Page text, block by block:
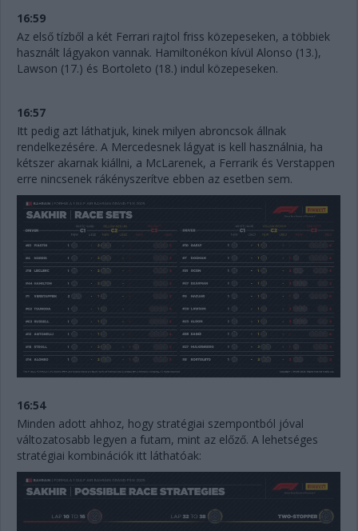
16:59
Az első tízből a két Ferrari rajtol friss közepeseken, a többiek
használt lágyakon vannak. Hamiltonékon kívül Alonso (13.),
Lawson (17.) és Bortoleto (18.) indul közepeseken.
16:57
Itt pedig azt láthatjuk, kinek milyen abroncsok állnak
rendelkezésére. A Mercedesnek lágyat is kell használnia, ha
kétszer akarnak kiállni, a McLarenek, a Ferrarik és Verstappen
erre nincsenek rákényszerítve ebben az esetben sem.
16:54
Minden adott ahhoz, hogy stratégiai szempontból jóval
változatosabb legyen a futam, mint az előző. A lehetséges
stratégiai kombinációk itt láthatóak: